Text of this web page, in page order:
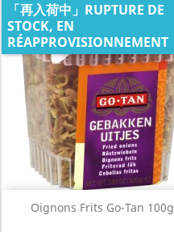
Oignons Frits Go-Tan 100g
「再入荷中」RUPTURE DE
STOCK, EN
RÉAPPROVISIONNEMENT